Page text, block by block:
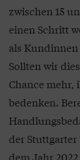
zwischen 15
einen Schritt
als
Sollten wir
Chance mehr,
bedenken.
der
dem Jahr